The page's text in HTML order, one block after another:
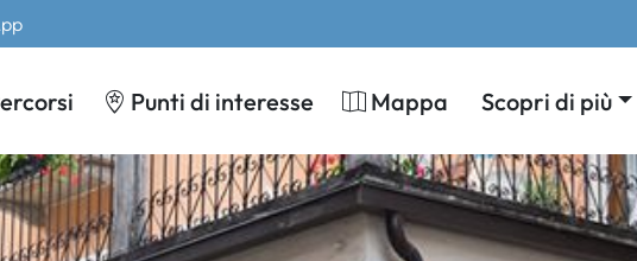
Punti di interesse Mappa Scopri di più